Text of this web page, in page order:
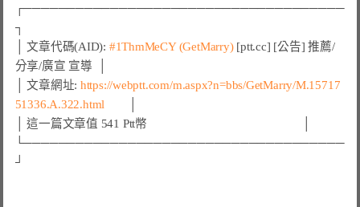
┌─────────────────────────────────────
┐
│ 文章代碼(AID): #1ThmMeCY (GetMarry) [ptt.cc] [公告] 推薦/
分享/廣宣 宣導  │
│ 文章網址: https://webptt.com/m.aspx?n=bbs/GetMarry/M.15717
51336.A.322.html
│ 這一篇文章值 541 Ptt幣                                                   │
└─────────────────────────────────────
┘